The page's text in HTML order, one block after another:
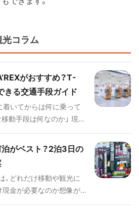
コラム
がおすすめ？T-
る交通手段ガイド
着いてからは何に乗って
動手段は何なのか」 現地
国の交通事情を詳しくお
きたかったスポットめぐ
！
がベスト？2泊3日の
、どれだけ移動や観光に
現金が必要なのか想像が